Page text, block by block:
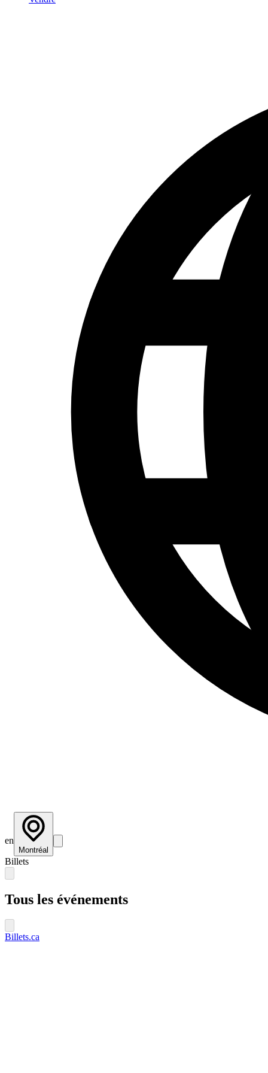
en
Montréal
Billets
Tous les événements
Billets.ca